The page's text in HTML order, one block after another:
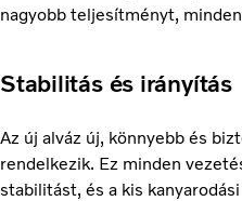
nagyobb teljesítményt,
Stabilitás és irányítás
Az új alváz új, könnyebb és
rendelkezik. Ez minden
stabilitást, és a kis